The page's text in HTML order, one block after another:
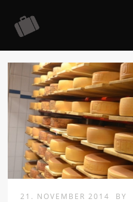
21. NOVEMBER 2014 BY